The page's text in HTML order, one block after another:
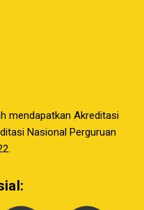
mendapatkan Akreditasi
Nasional Perguruan